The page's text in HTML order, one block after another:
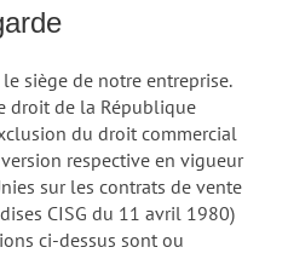
siège de notre entreprise.
droit de la République
du droit commercial
respective en vigueur
sur les contrats de vente
CISG du 11 avril 1980)
ci-dessus sont ou